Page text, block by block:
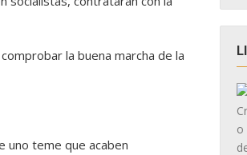
la buena marcha de la
uno teme que acaben